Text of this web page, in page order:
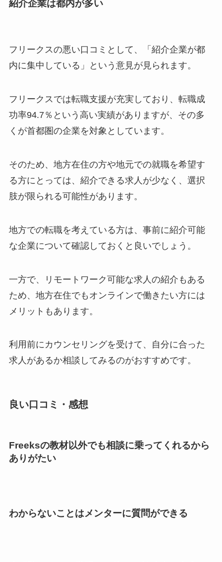
紹介企業は都内が多い
フリークスの悪い口コミとして、「紹介企業が都
内に集中している」という意見が見られます。
フリークスでは転職支援が充実しており、転職成
功率94.7％という高い実績がありますが、その多
くが首都圏の企業を対象としています。
そのため、地方在住の方や地元での就職を希望す
る方にとっては、紹介できる求人が少なく、選択
肢が限られる可能性があります。
地方での転職を考えている方は、事前に紹介可能
な企業について確認しておくと良いでしょう。
一方で、リモートワーク可能な求人の紹介もある
ため、地方在住でもオンラインで働きたい方には
メリットもあります。
利用前にカウンセリングを受けて、自分に合った
求人があるか相談してみるのがおすすめです。
良い口コミ・感想
Freeksの教材以外でも相談に乗ってくれるから
ありがたい
わからないことはメンターに質問ができる